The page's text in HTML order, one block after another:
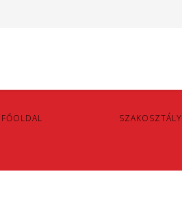
FŐOLDAL SZAKOSZTÁLY